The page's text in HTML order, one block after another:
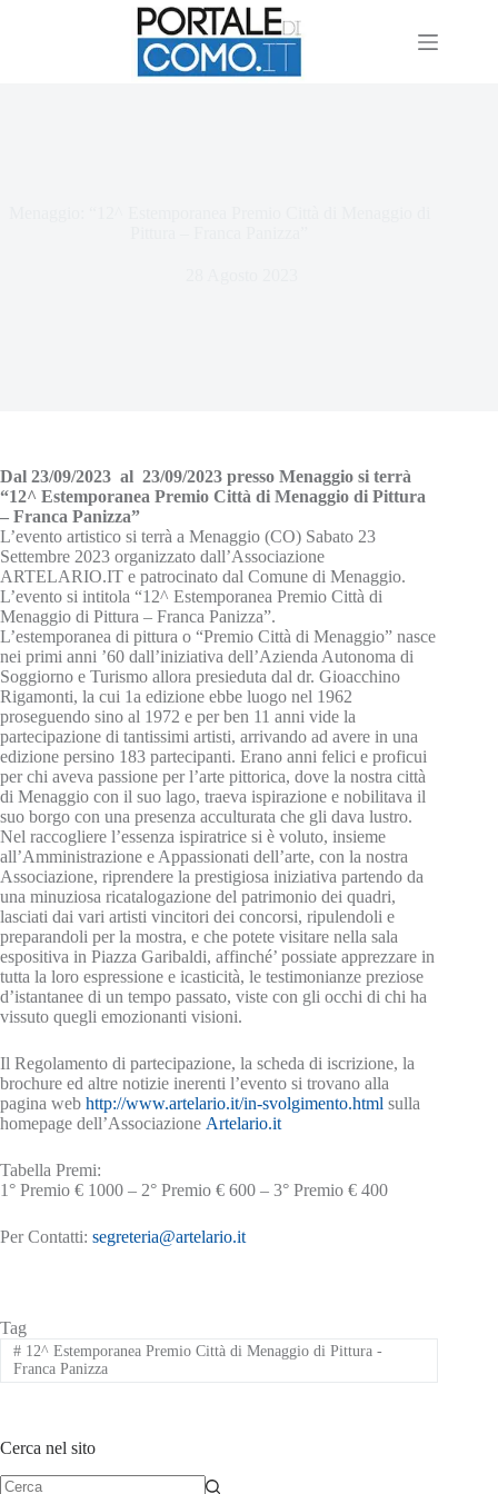
Dal 23/09/2023 al 23/09/2023 presso Menaggio si terrà
“12^ Estemporanea Premio Città di Menaggio di Pittura
– Franca Panizza”
L’evento artistico si terrà a Menaggio (CO) Sabato 23
Settembre 2023 organizzato dall’Associazione
ARTELARIO.IT e patrocinato dal Comune di Menaggio.
L’evento si intitola “12^ Estemporanea Premio Città di
Menaggio di Pittura – Franca Panizza”.
L’estemporanea di pittura o “Premio Città di Menaggio” nasce
nei primi anni ’60 dall’iniziativa dell’Azienda Autonoma di
Soggiorno e Turismo allora presieduta dal dr. Gioacchino
Rigamonti, la cui 1a edizione ebbe luogo nel 1962
proseguendo sino al 1972 e per ben 11 anni vide la
partecipazione di tantissimi artisti, arrivando ad avere in una
edizione persino 183 partecipanti. Erano anni felici e proficui
per chi aveva passione per l’arte pittorica, dove la nostra città
di Menaggio con il suo lago, traeva ispirazione e nobilitava il
suo borgo con una presenza acculturata che gli dava lustro.
Nel raccogliere l’essenza ispiratrice si è voluto, insieme
all’Amministrazione e Appassionati dell’arte, con la nostra
Associazione, riprendere la prestigiosa iniziativa partendo da
una minuziosa ricatalogazione del patrimonio dei quadri,
lasciati dai vari artisti vincitori dei concorsi, ripulendoli e
preparandoli per la mostra, e che potete visitare nella sala
espositiva in Piazza Garibaldi, affinché’ possiate apprezzare in
tutta la loro espressione e icasticità, le testimonianze preziose
d’istantanee di un tempo passato, viste con gli occhi di chi ha
vissuto quegli emozionanti visioni.
Il Regolamento di partecipazione, la scheda di iscrizione, la
brochure ed altre notizie inerenti l’evento si trovano alla
pagina web http://www.artelario.it/in-svolgimento.html sulla
homepage dell’Associazione Artelario.it
Tabella Premi:
1° Premio € 1000 – 2° Premio € 600 – 3° Premio € 400
Per Contatti: segreteria@artelario.it
Tag
#12^ Estemporanea Premio Città di Menaggio di Pittura -
Franca Panizza
Cerca nel sito